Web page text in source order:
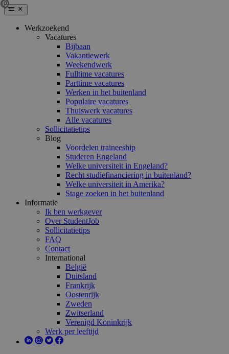
Werkzoekend
Vacatures
Bijbaan
Vakantiewerk
Weekendwerk
Fulltime vacatures
Parttime vacatures
Werken in het buitenland
Populaire vacatures
Thuiswerk vacatures
Alle vacatures
Sollicitatietips
Blog
Voordelen traineeship
Studeren Engeland
Welke universiteit in Engeland?
Recht studiefinanciering in buitenland?
Welke universiteit in Amerika?
Stage zoeken in het buitenland
Informatie
Ik ben werkgever
Over StudentJob
Sollicitatietips
FAQ
Contact
International
België
Duitsland
Frankrijk
Oostenrijk
Zweden
Zwitserland
Verenigd Koninkrijk
Werk per leeftijd